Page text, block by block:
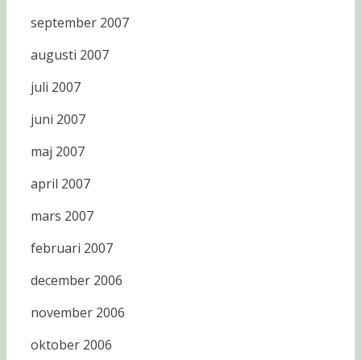
september 2007
augusti 2007
juli 2007
juni 2007
maj 2007
april 2007
mars 2007
februari 2007
december 2006
november 2006
oktober 2006